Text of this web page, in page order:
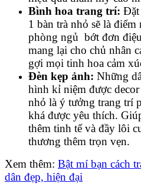
Bình hoa trang trí: Đặt
1 bàn trà nhỏ sẽ là
phòng ngủ bớt đơn
mang lại cho chủ nhân
gợi mọi tinh hoa cảm
Đèn kẹp ảnh: Những
hình kỉ niệm được
nhỏ là ý tưởng trang trí
khá được yêu thích.
thêm tinh tế và đầy lôi
thương thêm trọn vẹn.
Xem thêm: Bật mí bạn cách
dân đẹp, hiện đại